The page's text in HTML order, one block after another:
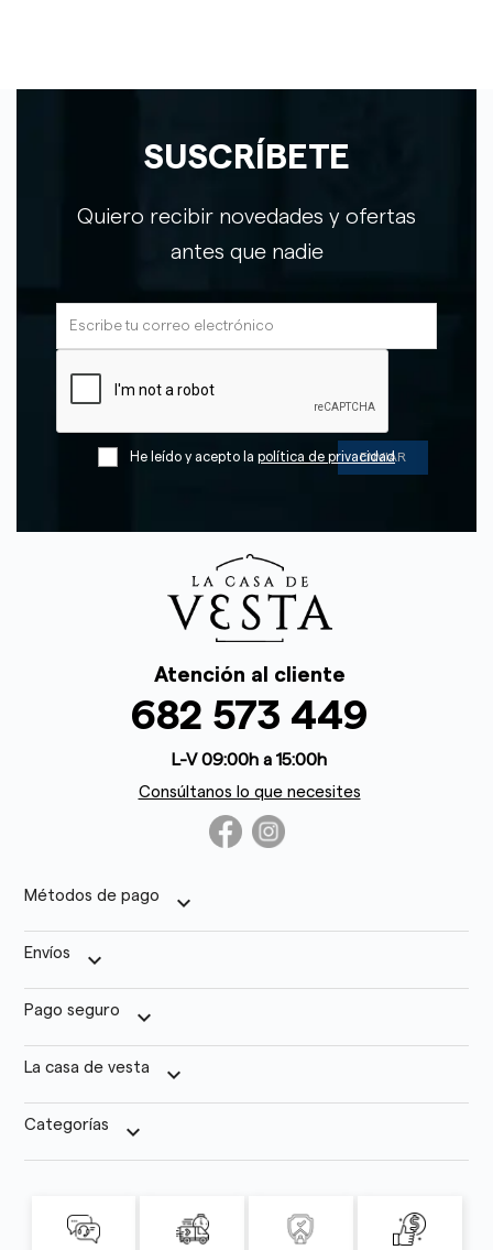
SUSCRÍBETE
Quiero recibir novedades y ofertas
antes que nadie
He leído y acepto la política de privacidad
Atención al cliente
682 573 449
L-V 09:00h a 15:00h
Consúltanos lo que necesites
Métodos de pago keyboard_arrow_down
Envíos keyboard_arrow_down
Pago seguro keyboard_arrow_down
La casa de vesta keyboard_arrow_down
Categorías keyboard_arrow_down